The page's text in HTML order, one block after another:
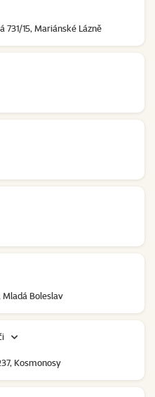
731/15, Mariánské Lázně
Mladá Boleslav
Kosmonosy